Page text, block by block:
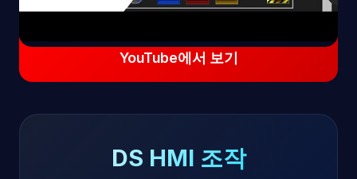
YouTube에서 보기
DS HMI 조작